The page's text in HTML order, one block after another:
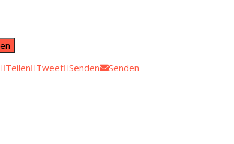
Teilen Tweet Senden
Senden